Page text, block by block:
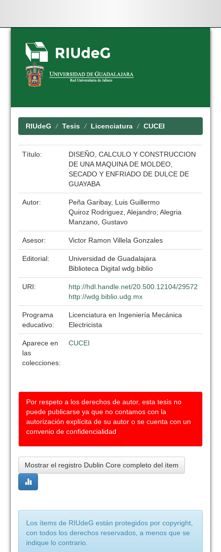
Skip
navigation
RIUdeG Tesis Licenciatura CUCEI
Título:
DISEÑO, CALCULO Y CONSTRUCCION
DE UNA MAQUINA DE MOLDEO,
SECADO Y ENFRIADO DE DULCE DE
GUAYABA
Autor:
Peña Garibay, Luis Guillermo
Quiroz Rodriguez, Alejandro; Alegria
Manzano, Gustavo
Asesor: Victor Ramon Villela Gonzales
Editorial:
Universidad de Guadalajara
Biblioteca Digital wdg.biblio
URI:
http://hdl.handle.net/20.500.12104/29572
http://wdg.biblio.udg.mx
Programa
educativo:
Licenciatura en Ingeniería Mecánica
Electricista
Aparece en
las
colecciones:
CUCEI
Por respeto a los derechos de autor, esta tesis no
puede publicarse ya que no contamos con la
autorización explícita de su autor o se cuenta con un
convenio de confidencialidad
Mostrar el registro Dublin Core completo del ítem
Los ítems de RIUdeG están protegidos por copyright,
con todos los derechos reservados, a menos que se
indique lo contrario.